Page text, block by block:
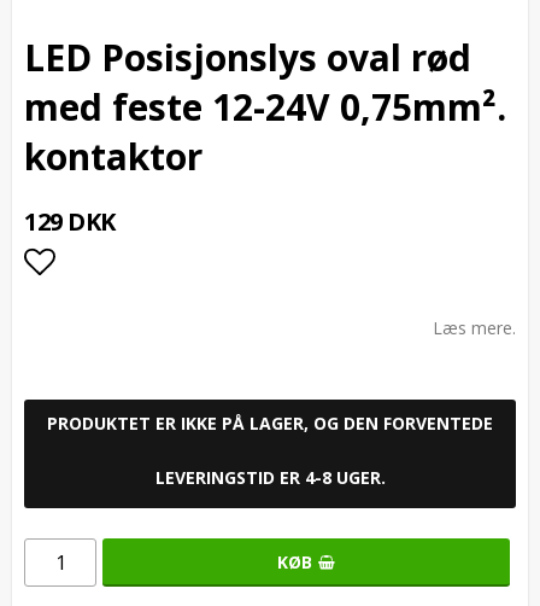
LED Posisjonslys oval rød
med feste 12-24V 0,75mm².
kontaktor
129 DKK
Læs mere.
PRODUKTET ER IKKE PÅ LAGER, OG DEN FORVENTEDE
LEVERINGSTID ER 4-8 UGER.
KØB